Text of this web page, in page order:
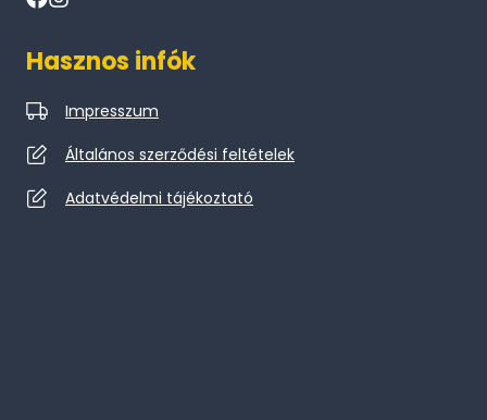
Hasznos infók
Impresszum
Általános szerződési feltételek
Adatvédelmi tájékoztató